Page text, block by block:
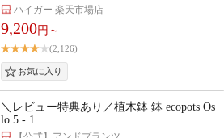
ハイガー 楽天市場店
9,200円～
(2,126)
＼レビュー特典あり／植木鉢 鉢 ecopots Os
lo 5 - 1…